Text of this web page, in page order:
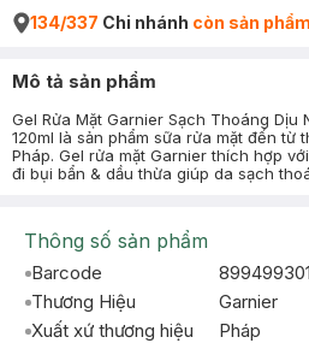
134/337 Chi nhánh còn sản phẩm
Mô tả sản phẩm
Gel Rửa Mặt Garnier Sạch Thoáng Dịu
120ml là sản phẩm sữa rửa mặt đến từ
Pháp. Gel rửa mặt Garnier thích hợp
đi bụi bẩn & dầu thừa giúp da sạch
Thông số sản phẩm
Barcode
Thương Hiệu
Garnier
Xuất xứ thương hiệu
Pháp